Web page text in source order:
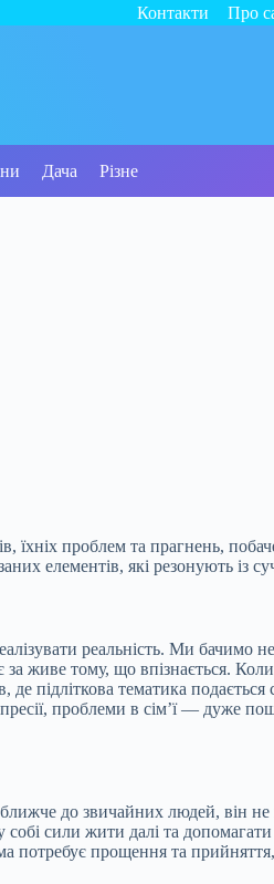
Контакти Про
Дача Різне
їхніх проблем та прагнень,
елементів, які резонують із
реальність. Ми бачимо
живе тому, що впізнається.
де підліткова тематика
проблеми в сім’ї — дуже
до звичайних людей, він
собі сили жити далі та
прощення та прийняття,